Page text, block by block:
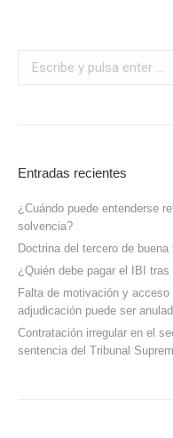
Entradas recientes
¿Cuándo puede entenderse
solvencia?
Doctrina del tercero de
¿Quién debe pagar el IBI
Falta de motivación y
adjudicación puede ser
Contratación irregular en el
sentencia del Tribunal